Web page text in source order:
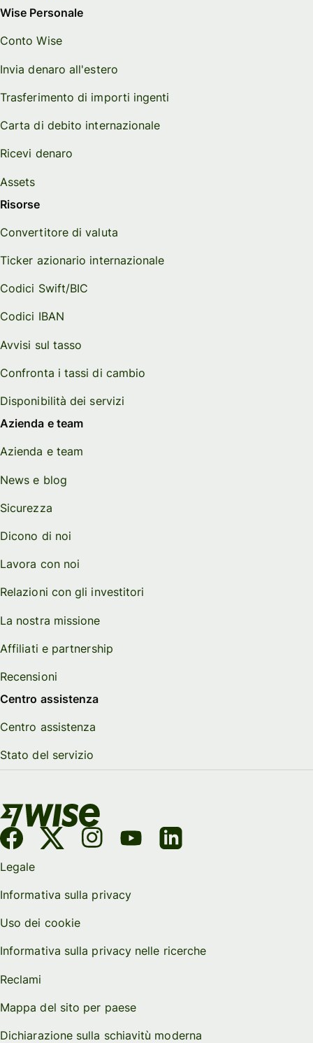
Wise Personale
Conto Wise
Invia denaro all'estero
Trasferimento di importi ingenti
Carta di debito internazionale
Ricevi denaro
Assets
Risorse
Convertitore di valuta
Ticker azionario internazionale
Codici Swift/BIC
Codici IBAN
Avvisi sul tasso
Confronta i tassi di cambio
Disponibilità dei servizi
Azienda e team
Azienda e team
News e blog
Sicurezza
Dicono di noi
Lavora con noi
Relazioni con gli investitori
La nostra missione
Affiliati e partnership
Recensioni
Centro assistenza
Centro assistenza
Stato del servizio
Legale
Informativa sulla privacy
Uso dei cookie
Informativa sulla privacy nelle ricerche
Reclami
Mappa del sito per paese
Dichiarazione sulla schiavitù moderna